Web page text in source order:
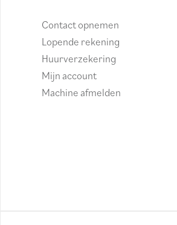
Contact opnemen
Lopende rekening
Huurverzekering
Mijn account
Machine afmelden